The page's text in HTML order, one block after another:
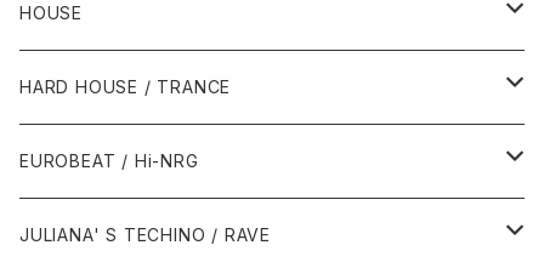
HOUSE
1980年代
1987年・以前
1988年
1990年代
1990年
2000年代
HARD HOUSE / TRANCE
1990年代
1994年・以前
2000年代
EUROBEAT / Hi-NRG
1980年代
JULIANA' S TECHINO / RAVE